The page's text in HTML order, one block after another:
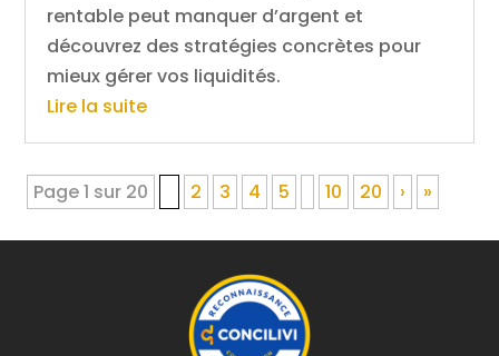
rentable peut manquer d’argent et
découvrez des stratégies concrètes pour
mieux gérer vos liquidités.
Lire la suite
Page 1 sur 20 2 3 4 5 10 20 › »